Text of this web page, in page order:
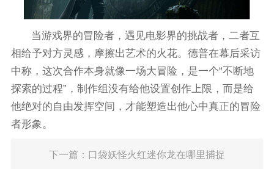
当游戏界的冒险者，遇见电影界的挑战者，二者互
相给予对方灵感，摩擦出艺术的火花。德普在幕后采访
中称，这次合作本身就像一场大冒险，是一个“不断地
探索的过程”，制作组没有给他设置创作上限，而是给
他绝对的自由发挥空间，才能塑造出他心中真正的冒险
者形象。
下一篇：口袋妖怪火红迷你龙在哪里捕捉